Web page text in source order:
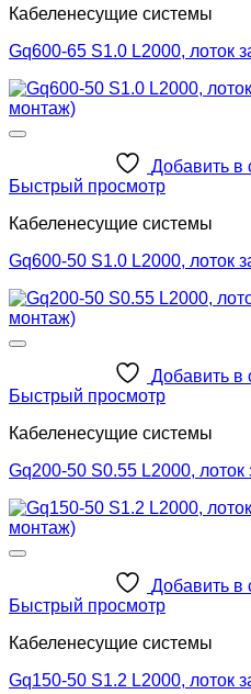
Кабеленесущие системы
Gq600-65 S1.0 L2000, лоток
Добавить в
Быстрый просмотр
Кабеленесущие системы
Gq600-50 S1.0 L2000, лоток
Добавить в
Быстрый просмотр
Кабеленесущие системы
Gq200-50 S0.55 L2000,
Добавить в
Быстрый просмотр
Кабеленесущие системы
Gq150-50 S1.2 L2000, лоток